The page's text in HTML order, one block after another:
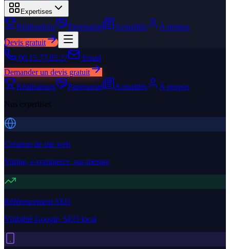
Expertises
Réalisations Partenariat Actualités
À propos
Devis gratuit
06.15.77.85.27
Email
Demander un devis gratuit
Réalisations
Partenariat Actualités
À propos
Nos expertises
Création de site web
Vitrine, e-commerce, sur-mesure
Référencement SEO
Visibilité Google, SEO local